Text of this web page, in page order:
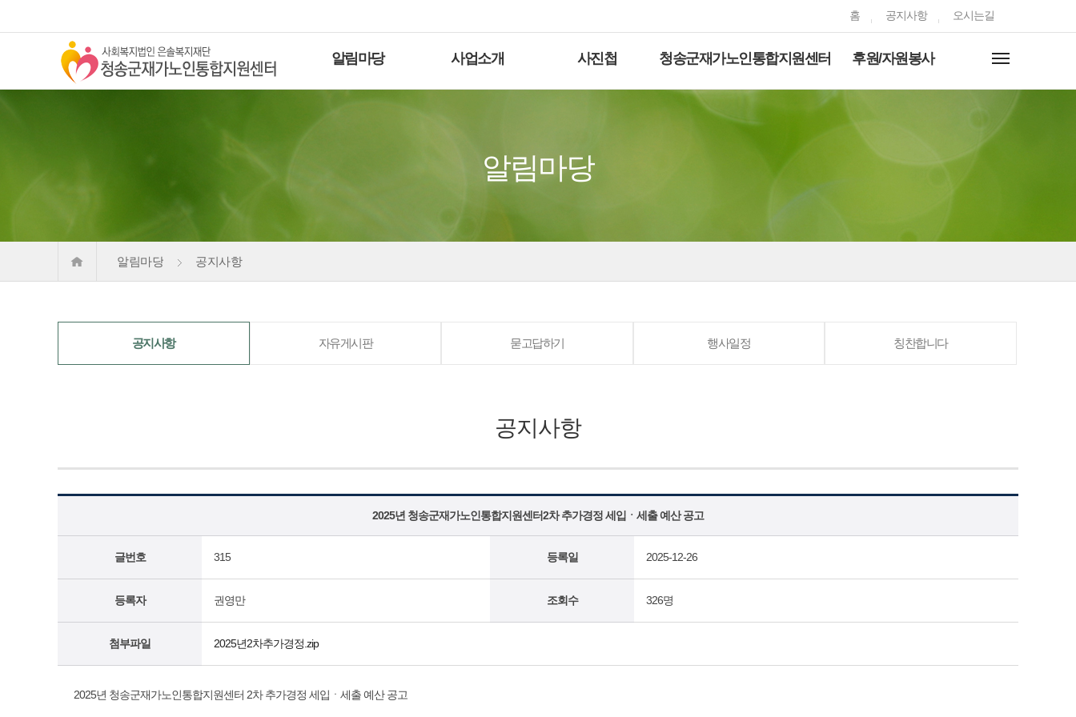
홈 공지사항 오시는길
알림마당 사업소개 사진첩 청송군재가노인통합지원센터 후원/자원봉사
알림마당
알림마당 공지사항
공지사항 자유게시판 묻고답하기 행사일정 칭찬합니다
공지사항
2025년 청송군재가노인통합지원센터2차 추가경정 세입ㆍ세출 예산 공고
글번호 315 등록일 2025-12-26
등록자 권영만 조회수 326명
첨부파일 2025년2차추가경정.zip
2025년 청송군재가노인통합지원센터 2차 추가경정 세입ㆍ세출 예산 공고